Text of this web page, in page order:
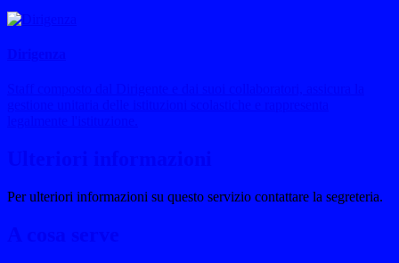
Per ulteriori informazioni su questo servizio contattare la segreteria.